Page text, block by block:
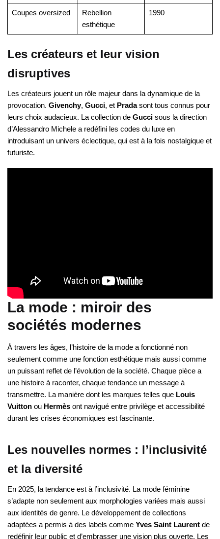
Coupes oversized
Rebellion
esthétique
1990
Les créateurs et leur vision
disruptives
Les créateurs jouent un rôle majeur dans la dynamique de la
provocation. Givenchy, Gucci, et Pradasont tous connus pour
leurs choix audacieux. La collection de Gucci sous la direction
d’Alessandro Michele a redéfini les codes du luxe en
introduisant un univers éclectique, qui est à la fois nostalgique et
futuriste.
La mode : miroir des
sociétés modernes
À travers les âges, l’histoire de la mode a fonctionné non
seulement comme une fonction esthétique mais aussi comme
un puissant reflet de l’évolution de la société. Chaque pièce a
une histoire à raconter, chaque tendance un message à
transmettre. La manière dont les marques telles que Louis
Vuitton ou Hermès ont navigué entre privilège et accessibilité
durant les crises économiques est fascinante.
Les nouvelles normes : l’inclusivité
et la diversité
En 2025, la tendance est à l’inclusivité. La mode féminine
s’adapte non seulement aux morphologies variées mais aussi
aux identités de genre. Le développement de collections
adaptées a permis à des labels comme Yves Saint Laurent de
redéfinir leur public et d’embrasser une vision plus ouverte. Les